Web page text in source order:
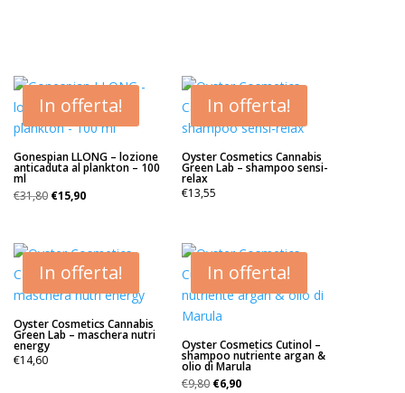
In offerta!
Gonespian LLONG – lozione
anticaduta al plankton – 100
ml
€31,80 Il
era:
€31,80.
€15,90Il
€15,90.
In offerta!
Oyster Cosmetics Cannabis
Green Lab – shampoo sensi-
relax
€13,55
In offerta!
Oyster Cosmetics Cannabis
Green Lab – maschera nutri
energy
€14,60
In offerta!
Oyster Cosmetics Cutinol –
shampoo nutriente argan &
olio di Marula
€9,80 Il
€6,90Il